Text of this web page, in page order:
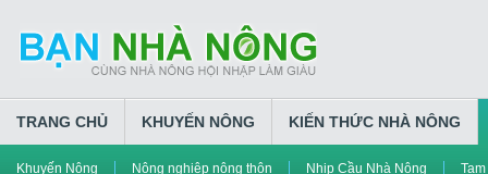
TRANG CHỦ KHUYẾN NÔNG KIẾN THỨC NHÀ NÔNG
Khuyến Nông Nông nghiệp nông thôn Nhịp Cầu Nhà Nông